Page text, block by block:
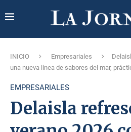
INICIO Empresariales
una nueva línea de sabores del mar,
EMPRESARIALES
Delaisla